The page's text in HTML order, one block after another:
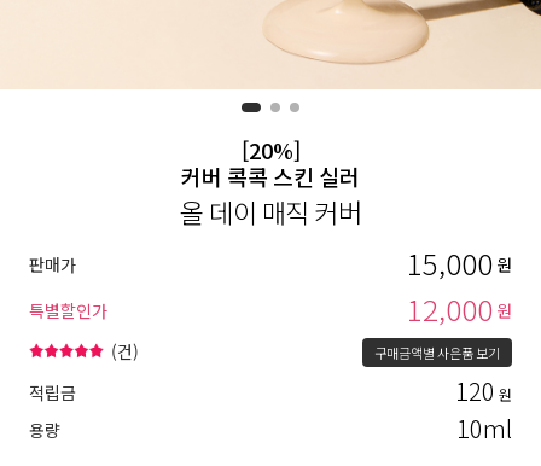
[20%]
커버 콕콕 스킨 실러
올 데이 매직 커버
판매가 15,000 원
특별할인가
12,000 원
(건) 구매금액별 사은품 보기
적립금 120 원
용량 10ml